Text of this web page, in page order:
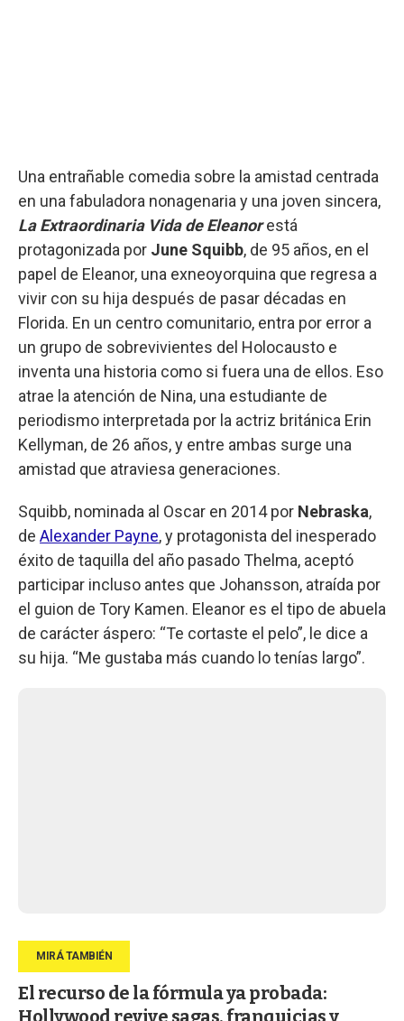
Una entrañable comedia sobre la amistad centrada
en una fabuladora nonagenaria y una joven sincera,
La Extraordinaria Vida de Eleanorestá
protagonizada por June Squibb, de 95 años, en el
papel de Eleanor, una exneoyorquina que regresa a
vivir con su hija después de pasar décadas en
Florida. En un centro comunitario, entra por error a
un grupo de sobrevivientes del Holocausto e
inventa una historia como si fuera una de ellos. Eso
atrae la atención de Nina, una estudiante de
periodismo interpretada por la actriz británica Erin
Kellyman, de 26 años, y entre ambas surge una
amistad que atraviesa generaciones.
Squibb, nominada al Oscar en 2014 por Nebraska,
de Alexander Payne, y protagonista del inesperado
éxito de taquilla del año pasado Thelma, aceptó
participar incluso antes que Johansson, atraída por
el guion de Tory Kamen. Eleanor es el tipo de abuela
de carácter áspero: “Te cortaste el pelo”, le dice a
su hija. “Me gustaba más cuando lo tenías largo”.
El recurso de la fórmula ya probada:
Hollywood revive sagas, franquicias y